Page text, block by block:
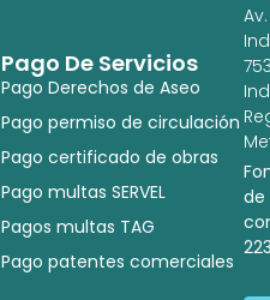
Pago De Servicios
Pago Derechos de Aseo
Pago permiso de circulación
Pago certificado de obras
Pago multas SERVEL
Pagos multas TAG
Pago patentes comerciales
Av.
de